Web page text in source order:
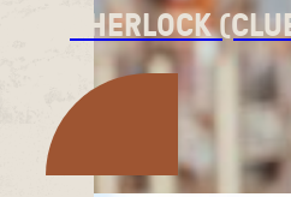
SHERLOCK